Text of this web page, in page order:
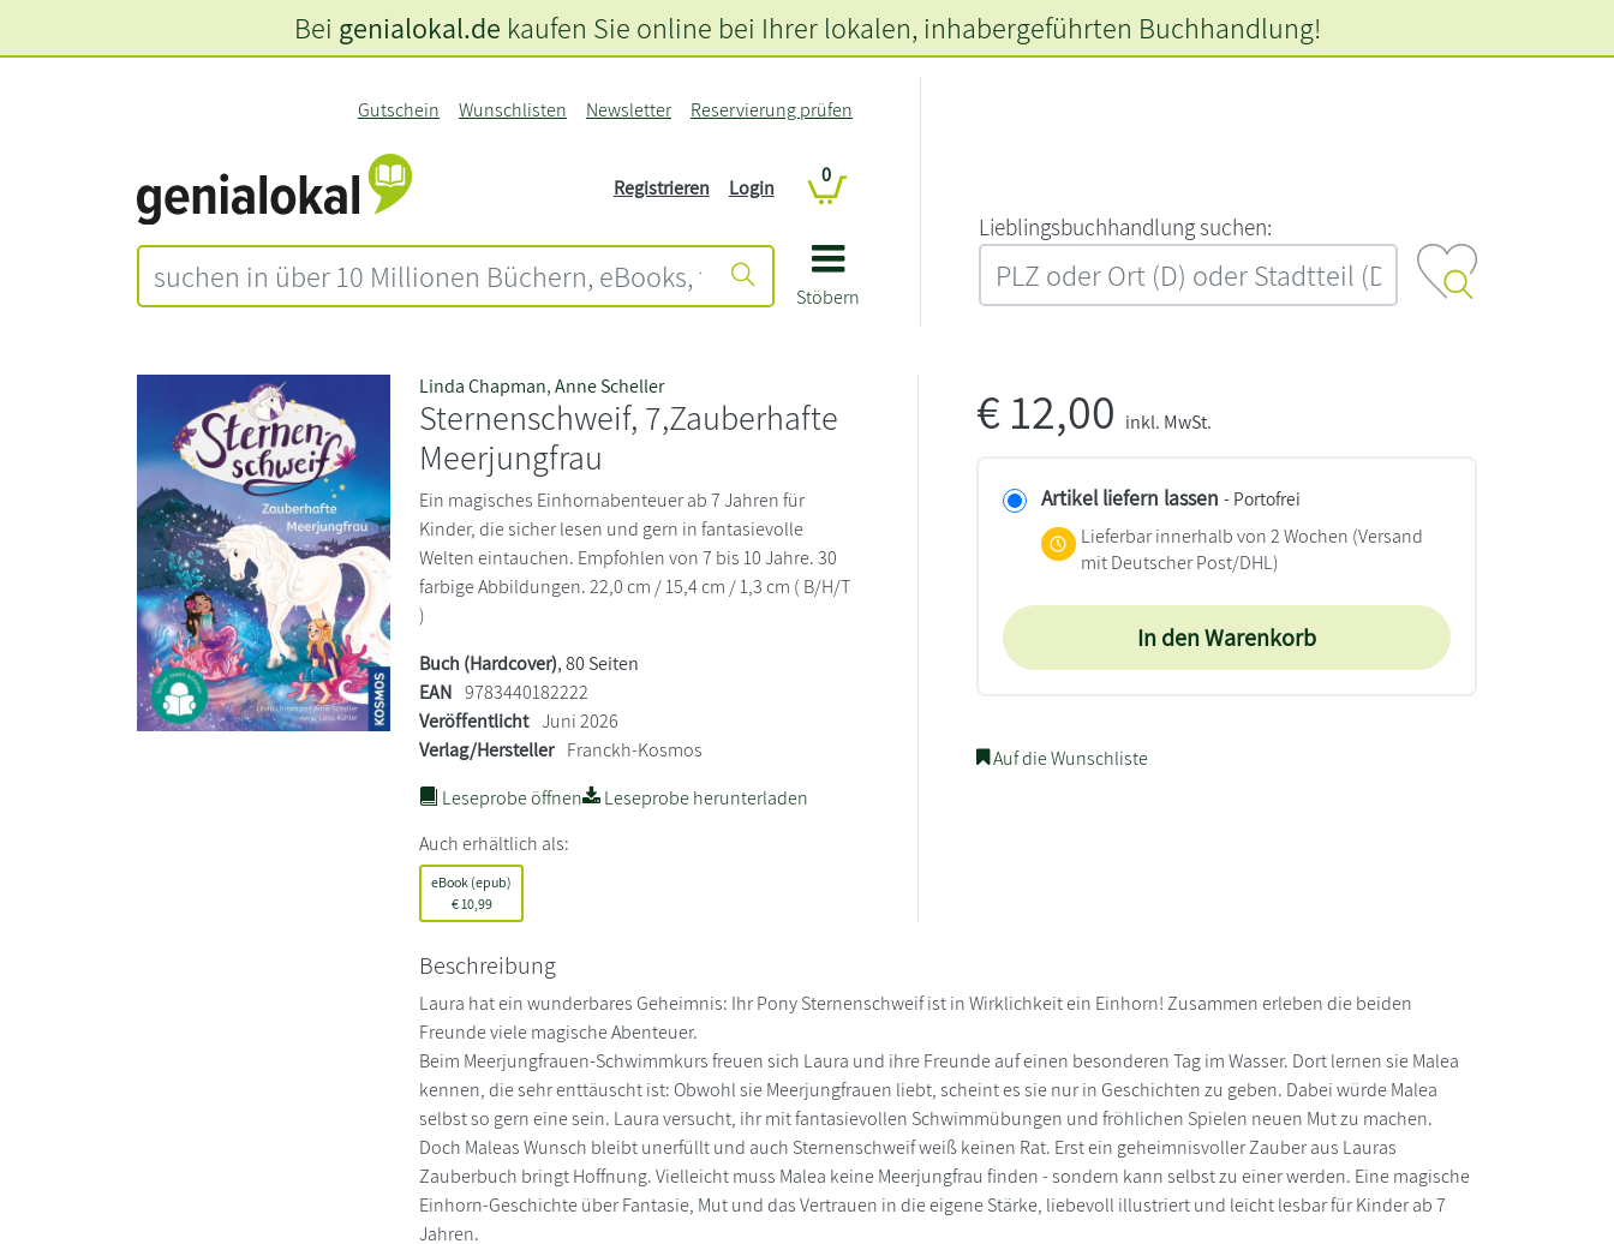
Stöbern
Gutschein Wunschlisten Newsletter Reservierung prüfen
Registrieren Login
0
L‍i‍e‍b‍l‍i‍n‍g‍s‍b‍u‍c‍h‍h‍a‍n‍d‍l‍u‍n‍g‍ ‍s‍u‍c‍h‍e‍n‍:‍
Bei genialokal.de kaufen Sie online bei Ihrer lokalen, inhabergeführten Buchhandlung!
Linda Chapman,Anne Scheller
Sternenschweif, 7,Zauberhafte
Meerjungfrau
Ein magisches Einhornabenteuer ab 7 Jahren für
Kinder, die sicher lesen und gern in fantasievolle
Welten eintauchen. Empfohlen von 7 bis 10 Jahre. 30
farbige Abbildungen. 22,0 cm / 15,4 cm / 1,3 cm ( B/H/T
)
Buch (Hardcover), 80 Seiten
EAN 9783440182222
Veröffentlicht Juni 2026
Verlag/Hersteller Franckh-Kosmos
Leseprobe öffnen
Leseprobe herunterladen
Auch erhältlich als:
eBook (epub)
€10,99
€12,00 inkl. MwSt.
Artikel liefern lassen - Portofrei
Lieferbar innerhalb von 2 Wochen (Versand
mit Deutscher Post/DHL)
In den Warenkorb
Auf die Wunschliste
Beschreibung
Laura hat ein wunderbares Geheimnis: Ihr Pony Sternenschweif ist in Wirklichkeit ein Einhorn! Zusammen erleben die beiden
Freunde viele magische Abenteuer.
Beim Meerjungfrauen-Schwimmkurs freuen sich Laura und ihre Freunde auf einen besonderen Tag im Wasser. Dort lernen sie Malea
kennen, die sehr enttäuscht ist: Obwohl sie Meerjungfrauen liebt, scheint es sie nur in Geschichten zu geben. Dabei würde Malea
selbst so gern eine sein. Laura versucht, ihr mit fantasievollen Schwimmübungen und fröhlichen Spielen neuen Mut zu machen.
Doch Maleas Wunsch bleibt unerfüllt und auch Sternenschweif weiß keinen Rat. Erst ein geheimnisvoller Zauber aus Lauras
Zauberbuch bringt Hoffnung. Vielleicht muss Malea keine Meerjungfrau finden - sondern kann selbst zu einer werden. Eine magische
Einhorn-Geschichte über Fantasie, Mut und das Vertrauen in die eigene Stärke, liebevoll illustriert und leicht lesbar für Kinder ab 7
Jahren.